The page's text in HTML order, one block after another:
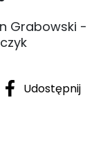
Grabowski -
Udostępnij